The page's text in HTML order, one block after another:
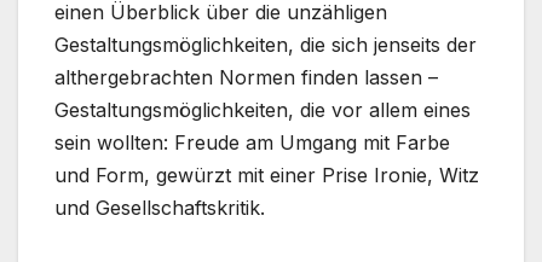
einen Überblick über die unzähligen
Gestaltungsmöglichkeiten, die sich jenseits der
althergebrachten Normen finden lassen –
Gestaltungsmöglichkeiten, die vor allem eines
sein wollten: Freude am Umgang mit Farbe
und Form, gewürzt mit einer Prise Ironie, Witz
und Gesellschaftskritik.